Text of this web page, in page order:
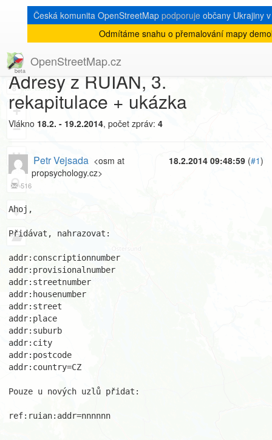
Česká komunita OpenStreetMap podporuje občany Ukrajiny
Odmítáme snahu o přemalování mapy
OpenStreetMap.cz
8
+
−
« zpět na výpis měsíce
[Talk-cz]
Adresy z RUIAN, 3.
rekapitulace + ukázka
Vlákno 18.2. - 19.2.2014, počet zpráv: 4
18.2.2014 09:48:59 (#1)
Petr Vejsada <osm at
propsychology.cz>
516
Ahoj,
Přidávat, nahrazovat:
addr:conscriptionnumber
addr:provisionalnumber
addr:streetnumber
addr:housenumber
addr:street
addr:place
addr:suburb
addr:city
addr:postcode
addr:country=CZ
Pouze u nových uzlů přidat:
ref:ruian:addr=nnnnnn